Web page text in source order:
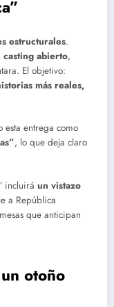
estructurales.
casting abierto,
El objetivo:
más reales,
entrega como
, lo que deja claro
incluirá un vistazo
a República
que anticipan
otoño